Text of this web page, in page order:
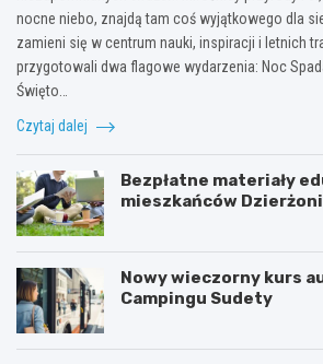
nocne niebo, znajdą tam coś wyjątkowego dla
zamieni się w centrum nauki, inspiracji i letnich
przygotowali dwa flagowe wydarzenia: Noc
Święto…
Czytaj dalej
Bezpłatne materiały
mieszkańców
Nowy wieczorny kurs
Campingu Sudety